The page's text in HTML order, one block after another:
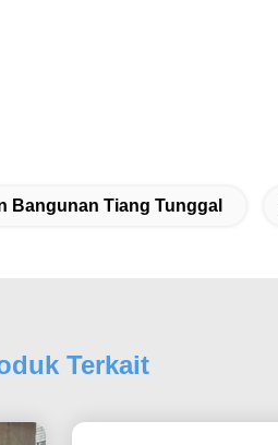
Bangunan Tiang Tunggal
Terkait